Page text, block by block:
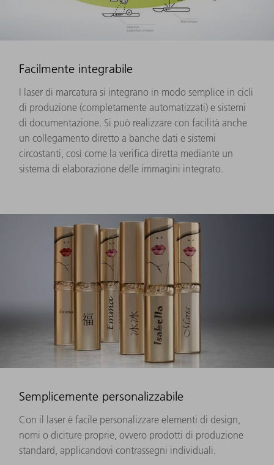
Facilmente integrabile
I laser di marcatura si integrano in modo semplice in cicli
di produzione (completamente automatizzati) e sistemi
di documentazione. Si può realizzare con facilità anche
un collegamento diretto a banche dati e sistemi
circostanti, così come la verifica diretta mediante un
sistema di elaborazione delle immagini integrato.
Semplicemente personalizzabile
Con il laser è facile personalizzare elementi di design,
nomi o diciture proprie, ovvero prodotti di produzione
standard, applicandovi contrassegni individuali.